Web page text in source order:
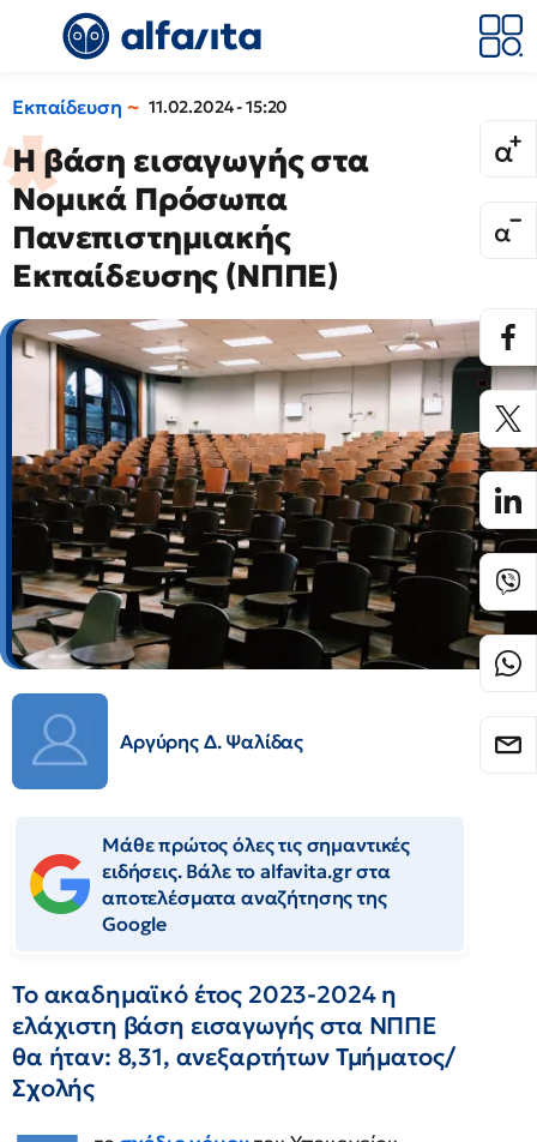
Εκπαίδευση 11.02.2024 - 15:20
Η βάση εισαγωγής στα
Νομικά Πρόσωπα
Πανεπιστημιακής
Εκπαίδευσης (ΝΠΠΕ)
Αργύρης Δ. Ψαλίδας
Μάθε πρώτος όλες τις σημαντικές
ειδήσεις. Βάλε το alfavita.gr στα
αποτελέσματα αναζήτησης της
Google
Το ακαδημαϊκό έτος 2023-2024 η
ελάχιστη βάση εισαγωγής στα ΝΠΠΕ
θα ήταν: 8,31, ανεξαρτήτων Τμήματος/
Σχολής